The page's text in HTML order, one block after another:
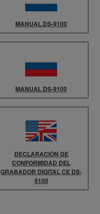
MANUAL DS-9100
MANUAL DS-9100
DECLARACIÓN DE
CONFORMIDAD DEL
GRABADOR DIGITAL CE DS-
9100